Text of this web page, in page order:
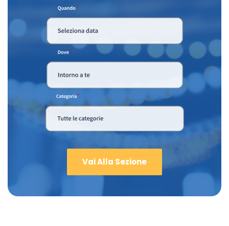
Vai Alla Sezione